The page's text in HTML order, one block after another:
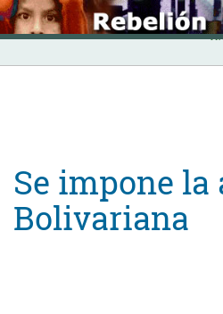
Skip
to
content
INICIO
Se impone
Bolivariana